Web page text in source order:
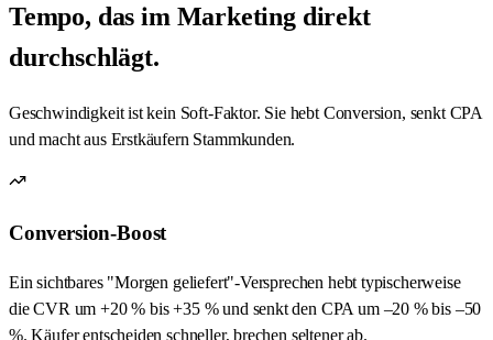
Tempo, das im Marketing direkt
durchschlägt.
Geschwindigkeit ist kein Soft-Faktor. Sie hebt Conversion, senkt CPA
und macht aus Erstkäufern Stammkunden.
Conversion-Boost
Ein sichtbares "Morgen geliefert"-Versprechen hebt typischerweise
die CVR um +20 % bis +35 % und senkt den CPA um –20 % bis –50
%. Käufer entscheiden schneller, brechen seltener ab.